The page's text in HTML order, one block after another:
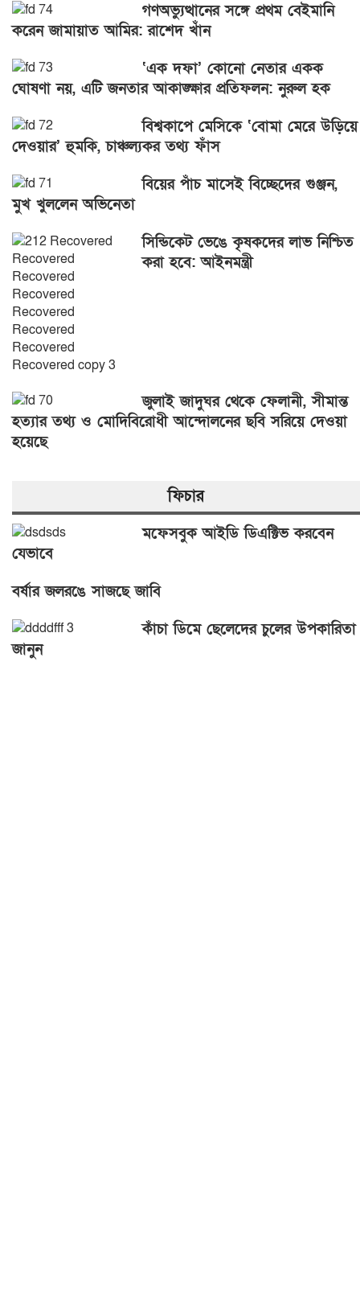
গণঅভ্যুত্থানের সঙ্গে প্রথম বেইমানি
করেন জামায়াত আমির: রাশেদ খাঁন
‘এক দফা’ কোনো নেতার একক
ঘোষণা নয়, এটি জনতার আকাঙ্ক্ষার প্রতিফলন: নুরুল হক
বিশ্বকাপে মেসিকে ‘বোমা মেরে উড়িয়ে
দেওয়ার’ হুমকি, চাঞ্চল্যকর তথ্য ফাঁস
বিয়ের পাঁচ মাসেই বিচ্ছেদের গুঞ্জন,
মুখ খুললেন অভিনেতা
সিন্ডিকেট ভেঙে কৃষকদের লাভ নিশ্চিত
করা হবে: আইনমন্ত্রী
জুলাই জাদুঘর থেকে ফেলানী, সীমান্ত
হত্যার তথ্য ও মোদিবিরোধী আন্দোলনের ছবি সরিয়ে দেওয়া
হয়েছে
ফিচার
মফেসবুক আইডি ডিএক্টিভ করবেন
যেভাবে
বর্ষার জলরঙে সাজছে জাবি
কাঁচা ডিমে ছেলেদের চুলের উপকারিতা
জানুন